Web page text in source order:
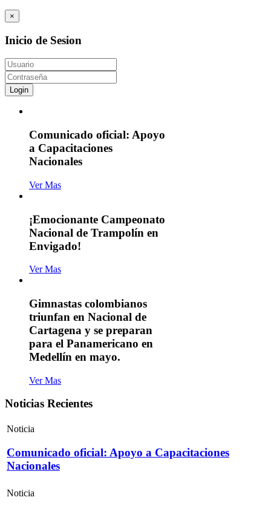
×
Inicio de Sesion
Login
Comunicado oficial: Apoyo
a Capacitaciones
Nacionales
Ver Mas
¡Emocionante Campeonato
Nacional de Trampolín en
Envigado!
Ver Mas
Gimnastas colombianos
triunfan en Nacional de
Cartagena y se preparan
para el Panamericano en
Medellín en mayo.
Ver Mas
Noticias Recientes
Noticia
Comunicado oficial: Apoyo a Capacitaciones
Nacionales
Noticia